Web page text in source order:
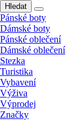
Hledat
Pánské boty
Dámské boty
Pánské oblečení
Dámské oblečení
Stezka
Turistika
Vybavení
Výživa
Výprodej
Značky